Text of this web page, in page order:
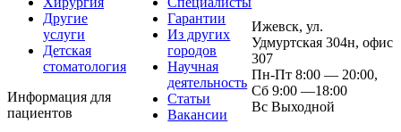
Другие
услуги
Детская
стоматология
Информация для
пациентов
Гарантии
Из других
городов
Научная
деятельность
Статьи
Вакансии
Ижевск, ул.
Удмуртская 304н, офис
307
Пн-Пт 8:00 — 20:00,
Сб 9:00 —18:00
Вс Выходной